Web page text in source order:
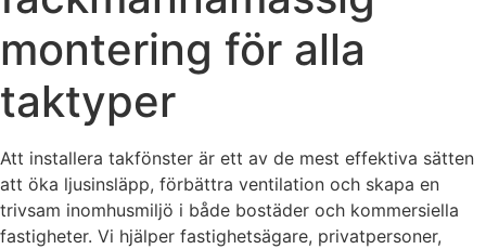
montering för alla
taktyper
Att installera takfönster är ett av de mest effektiva sätten
att öka ljusinsläpp, förbättra ventilation och skapa en
trivsam inomhusmiljö i både bostäder och kommersiella
fastigheter. Vi hjälper fastighetsägare, privatpersoner,